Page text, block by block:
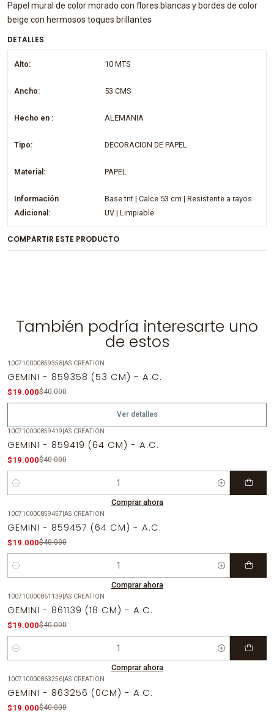
Papel mural de color morado con flores blancas y bordes de color
beige con hermosos toques brillantes
DETALLES
Alto: 10 MTS
Ancho: 53 CMS
Hecho en : ALEMANIA
Tipo: DECORACION DE PAPEL
Material: PAPEL
Información
Adicional:
Base tnt | Calce 53 cm | Resistente a rayos
UV | Limpiable
COMPARTIR ESTE PRODUCTO
También podría interesarte uno
de estos
Agotado
100710000859358|AS CREATION
GEMINI - 859358 (53 CM) - A.C.
$19.000$40.000
Ver detalles
100710000859419|AS CREATION
GEMINI - 859419 (64 CM) - A.C.
$19.000$40.000
Cantidad
Comprar ahora
100710000859457|AS CREATION
GEMINI - 859457 (64 CM) - A.C.
$19.000$40.000
Cantidad
Comprar ahora
100710000861139|AS CREATION
GEMINI - 861139 (18 CM) - A.C.
$19.000$40.000
Cantidad
Comprar ahora
100710000863256|AS CREATION
GEMINI - 863256 (0CM) - A.C.
$19.000$40.000